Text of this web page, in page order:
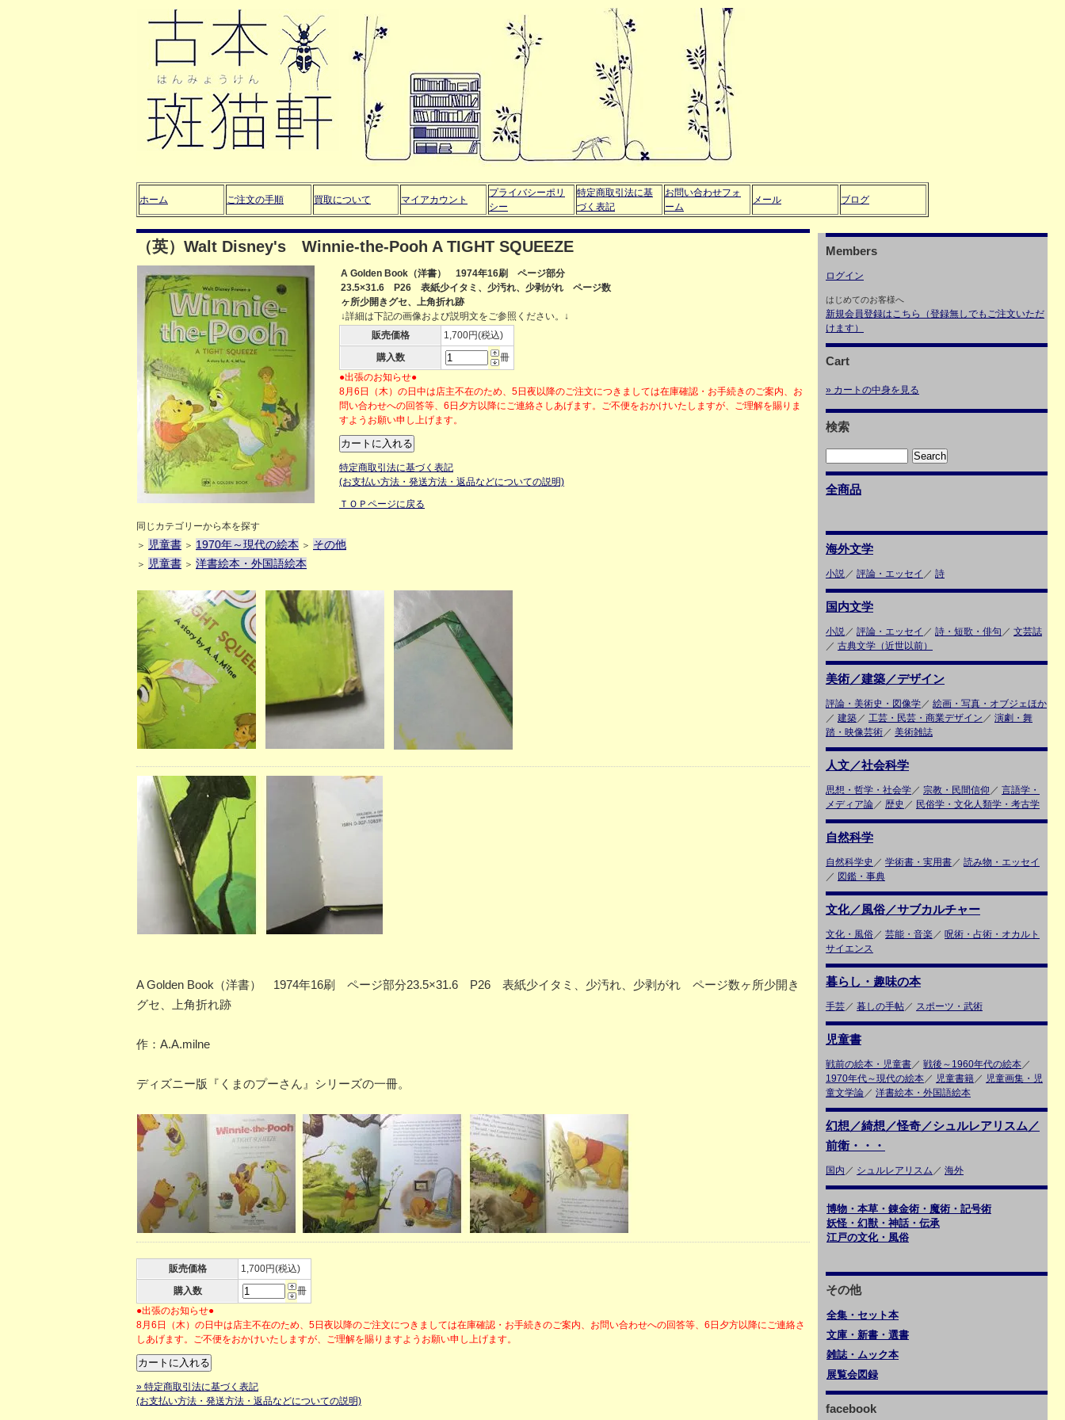
ホーム ご注文の手順 買取について マイアカウント
プライバシーポリ
シー
特定商取引法に基
づく表記
お問い合わせフォ
ーム
メール ブログ
（英）Walt Disney's Winnie-the-Pooh A TIGHT SQUEEZE
A Golden Book（洋書） 1974年16刷 ページ部分
23.5×31.6 P26 表紙少イタミ、少汚れ、少剥がれ ページ数
ヶ所少開きグセ、上角折れ跡
↓詳細は下記の画像および説明文をご参照ください。↓
販売価格
1,700円(税込)
購入数
冊
●出張のお知らせ●
8月6日（木）の日中は店主不在のため、5日夜以降のご注文につきましては在庫確認・お手続きのご案内、お
問い合わせへの回答等、6日夕方以降にご連絡さしあげます。ご不便をおかけいたしますが、ご理解を賜りま
すようお願い申し上げます。
特定商取引法に基づく表記
(お支払い方法・発送方法・返品などについての説明)
ＴＯＰページに戻る
同じカテゴリーから本を探す
＞ 児童書 ＞ 1970年～現代の絵本 ＞ その他
＞ 児童書 ＞ 洋書絵本・外国語絵本
A Golden Book（洋書） 1974年16刷 ページ部分23.5×31.6 P26 表紙少イタミ、少汚れ、少剥がれ ページ数ヶ所少開き
グセ、上角折れ跡
作：A.A.milne
ディズニー版『くまのプーさん』シリーズの一冊。
販売価格
1,700円(税込)
購入数
冊
●出張のお知らせ●
8月6日（木）の日中は店主不在のため、5日夜以降のご注文につきましては在庫確認・お手続きのご案内、お問い合わせへの回答等、6日夕方以降にご連絡さ
しあげます。ご不便をおかけいたしますが、ご理解を賜りますようお願い申し上げます。
» 特定商取引法に基づく表記
(お支払い方法・発送方法・返品などについての説明)
Members
ログイン
はじめてのお客様へ
新規会員登録はこちら（登録無しでもご注文いただ
けます）
Cart
» カートの中身を見る
検索
全商品
海外文学
小説／ 評論・エッセイ ／ 詩
国内文学
小説／ 評論・エッセイ ／ 詩・短歌・俳句 ／ 文芸誌
／ 古典文学（近世以前）
美術／建築／デザイン
評論・美術史・図像学／ 絵画・写真・オブジェほか
／ 建築／ 工芸・民芸・商業デザイン ／ 演劇・舞
踏・映像芸術／ 美術雑誌
人文／社会科学
思想・哲学・社会学／ 宗教・民間信仰 ／ 言語学・
メディア論／ 歴史 ／ 民俗学・文化人類学・考古学
自然科学
自然科学史 ／ 学術書・実用書／ 読み物・エッセイ
／ 図鑑・事典
文化／風俗／サブカルチャー
文化・風俗／ 芸能・音楽 ／ 呪術・占術・オカルト
サイエンス
暮らし・趣味の本
手芸／ 暮しの手帖／ スポーツ・武術
児童書
戦前の絵本・児童書／ 戦後～1960年代の絵本／
1970年代～現代の絵本／ 児童書籍／ 児童画集・児
童文学論／ 洋書絵本・外国語絵本
幻想／綺想／怪奇／シュルレアリスム／
前衛・・・
国内 ／ シュルレアリスム ／ 海外
博物・本草・錬金術・魔術・記号術
妖怪・幻獣・神話・伝承
江戸の文化・風俗
その他
全集・セット本
文庫・新書・選書
雑誌・ムック本
展覧会図録
facebook